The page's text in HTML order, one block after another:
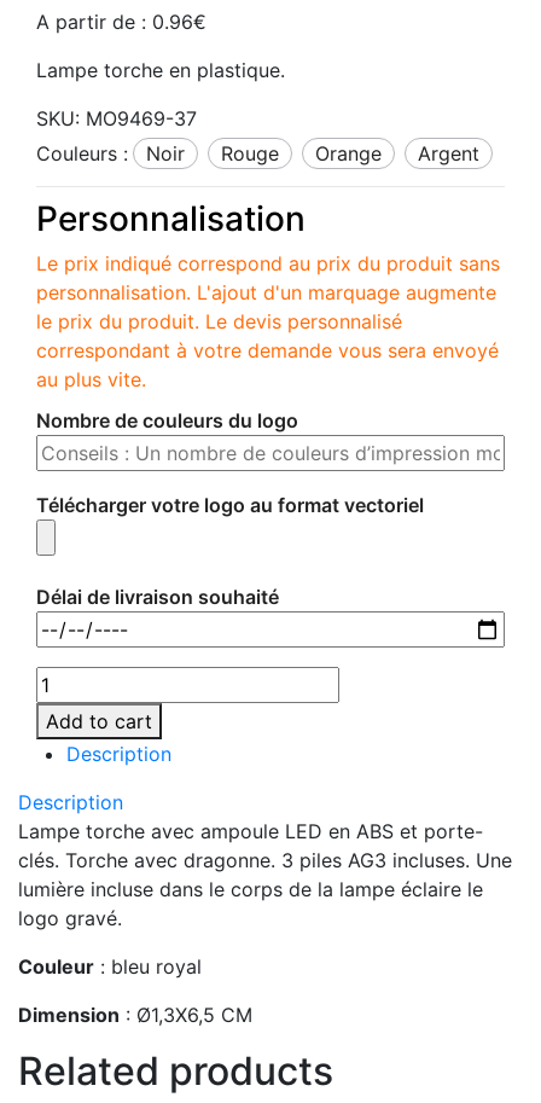
A partir de : 0.96€
Lampe torche en plastique.
SKU: MO9469-37
Couleurs :
noir rouge orange argent
Personnalisation
Le prix indiqué correspond au prix du produit sans
personnalisation. L'ajout d'un marquage augmente
le prix du produit. Le devis personnalisé
correspondant à votre demande vous sera envoyé
au plus vite.
Nombre de couleurs du logo
Télécharger votre logo au format vectoriel
Délai de livraison souhaité
Add to cart
Description
Description
Lampe torche avec ampoule LED en ABS et porte-
clés. Torche avec dragonne. 3 piles AG3 incluses. Une
lumière incluse dans le corps de la lampe éclaire le
logo gravé.
Couleur : bleu royal
Dimension : Ø1,3X6,5 CM
Related products